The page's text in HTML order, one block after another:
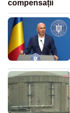
compensații